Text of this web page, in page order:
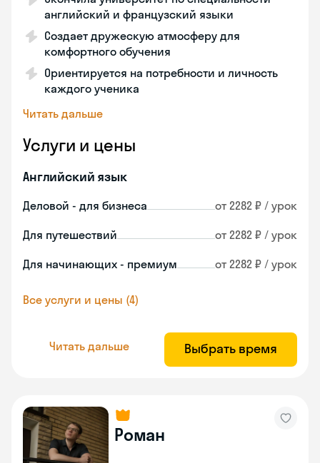
английский и французский языки
Создает дружескую атмосферу для
комфортного обучения
Ориентируется на потребности и личность
каждого ученика
Читать дальше
Услуги и цены
Английский язык
Деловой - для бизнеса от 2282 ₽ / урок
Для путешествий от 2282 ₽ / урок
Для начинающих - премиум от 2282 ₽ / урок
Все услуги и цены (4)
Читать дальше Выбрать время
Роман